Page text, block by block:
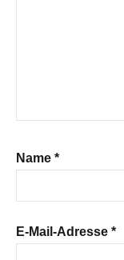
Name *
E-Mail-Adresse *